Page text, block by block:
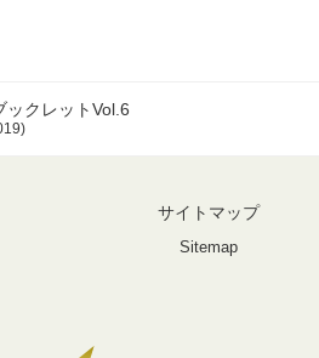
ックレットVol.6
サイトマップ
Sitemap